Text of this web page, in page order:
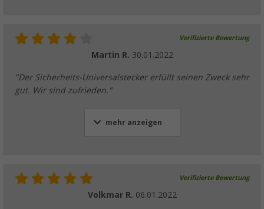
Verifizierte Bewertung
Martin R. 30.01.2022
"Der Sicherheits-Universalstecker erfüllt seinen Zweck sehr
gut. Wir sind zufrieden."
mehr anzeigen
Verifizierte Bewertung
Volkmar R. 06.01.2022